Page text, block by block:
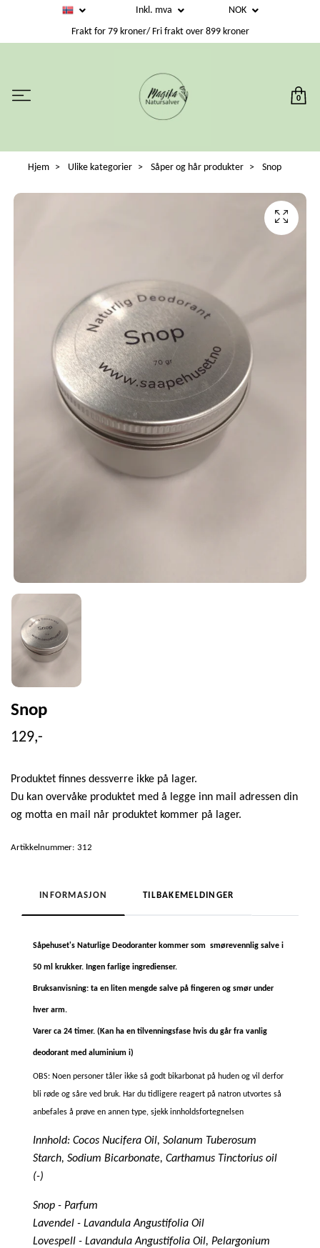
Inkl. mva
NOK
Frakt for 79 kroner/ Fri frakt over 899 kroner
0
Hjem Ulike kategorier Såper og hår produkter Snop
Snop
129,-
Produktet finnes dessverre ikke på lager.
Du kan overvåke produktet med å legge inn mail adressen din
og motta en mail når produktet kommer på lager.
Artikkelnummer: 312
INFORMASJON TILBAKEMELDINGER
Såpehuset's Naturlige Deodoranter kommer som smørevennlig salve i
50 ml krukker. Ingen farlige ingredienser.
Bruksanvisning: ta en liten mengde salve på fingeren og smør under
hver arm.
Varer ca 24 timer. (Kan ha en tilvenningsfase hvis du går fra vanlig
deodorant med aluminium i)
OBS: Noen personer tåler ikke så godt bikarbonat på huden og vil derfor
bli røde og såre ved bruk. Har du tidligere reagert på natron utvortes så
anbefales å prøve en annen type, sjekk innholdsfortegnelsen
Innhold: Cocos Nucifera Oil, Solanum Tuberosum
Starch, Sodium Bicarbonate, Carthamus Tinctorius oil
(-)
Snop - Parfum
Lavendel - Lavandula Angustifolia Oil
Lovespell - Lavandula Angustifolia Oil, Pelargonium